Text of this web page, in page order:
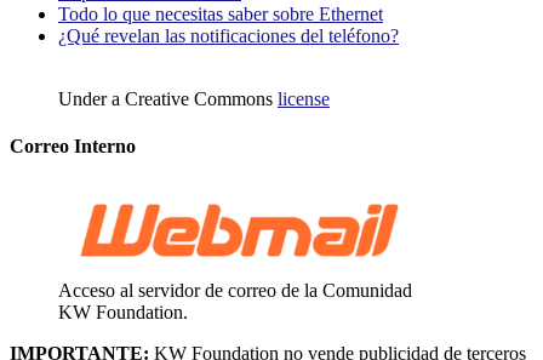
Todo lo que necesitas saber sobre Ethernet
¿Qué revelan las notificaciones del teléfono?
Under a Creative Commons license
Correo Interno
Acceso al servidor de correo de la Comunidad
KW Foundation.
IMPORTANTE: KW Foundation no vende publicidad de terceros